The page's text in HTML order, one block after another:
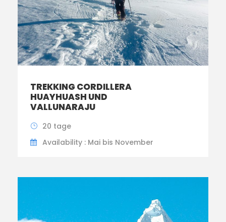
TREKKING CORDILLERA
HUAYHUASH UND
VALLUNARAJU
20 tage
Availability : Mai bis November